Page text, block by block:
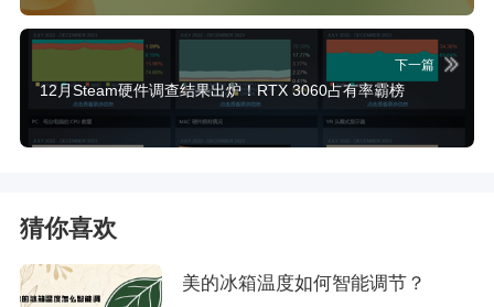
下一篇
12月Steam硬件调查结果出炉！RTX 3060占有率霸榜
猜你喜欢
美的冰箱温度如何智能调节？